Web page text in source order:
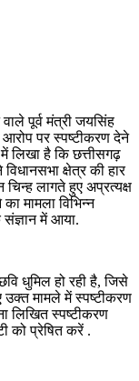
पूर्व मंत्री जयसिंह
पर स्पष्टीकरण देने
लिखा है कि छत्तीसगढ़
क्षेत्र की हार
लागते हुए अप्रत्यक्ष
मामला विभिन्न
में आया.
धुमिल हो रही है, जिसे
मामले में स्पष्टीकरण
लिखित स्पष्टीकरण
को प्रेषित करें .